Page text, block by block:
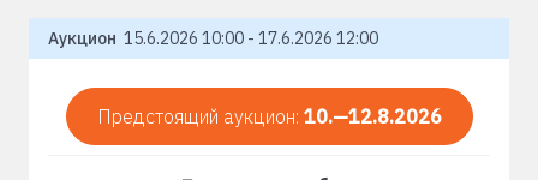
Аукцион 15.6.2026 10:00 - 17.6.2026 12:00
Предстоящий аукцион: 10.—12.8.2026